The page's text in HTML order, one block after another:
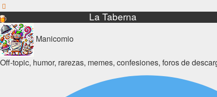
La Taberna
Manicomio
Off-topic, humor, rarezas, memes, confesiones, foros de